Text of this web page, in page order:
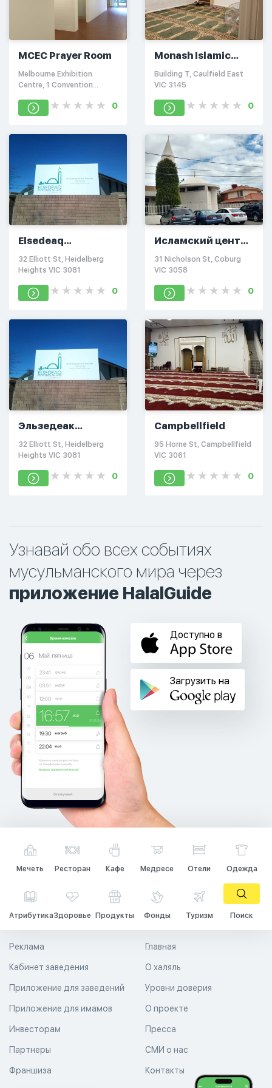
MCEC Prayer Room
Melbourne Exhibition
Centre, 1 Convention
3006
0
Monash Islamic
Society Musalla
Male Praying Area
Building T, Caulfield East
VIC 3145
0
Elsedeaq
Heidelberg Mosque
32 Elliott St, Heidelberg
Heights VIC 3081
0
Исламский центр
Кобурга
31 Nicholson St, Coburg
VIC 3058
0
Эльзедеак
Гейдельберг
32 Elliott St, Heidelberg
Heights VIC 3081
0
Campbellfield
95 Horne St, Campbellfield
VIC 3061
0
Узнавай обо всех событиях
мусульманского мира через
приложение HalalGuide
Доступно в
Загрузить на
Мечеть Ресторан Кафе Медресе Отели Одежда
АтрибутикаЗдоровье Продукты Фонды Туризм Поиск
Главная
О халяль
Уровни доверия
Реклама
Кабинет заведения
Приложение для заведений
Приложение для имамов О проекте
Пресса
СМИ о нас
Контакты
Инвесторам
Партнеры
Франшиза